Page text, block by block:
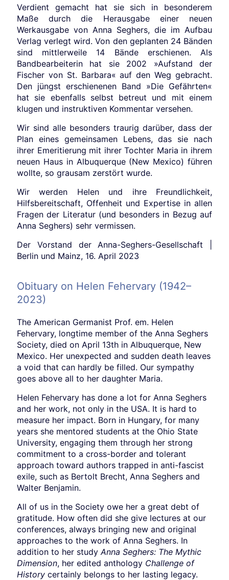
Verdient gemacht hat sie sich in besonderem
Maße durch die Herausgabe einer neuen
Werkausgabe von Anna Seghers, die im Aufbau
Verlag verlegt wird. Von den geplanten 24 Bänden
sind mittlerweile 14 Bände erschienen. Als
Bandbearbeiterin hat sie 2002 »Aufstand der
Fischer von St. Barbara« auf den Weg gebracht.
Den jüngst erschienenen Band »Die Gefährten«
hat sie ebenfalls selbst betreut und mit einem
klugen und instruktiven Kommentar versehen.
Wir sind alle besonders traurig darüber, dass der
Plan eines gemeinsamen Lebens, das sie nach
ihrer Emeritierung mit ihrer Tochter Maria in ihrem
neuen Haus in Albuquerque (New Mexico) führen
wollte, so grausam zerstört wurde.
Wir werden Helen und ihre Freundlichkeit,
Hilfsbereitschaft, Offenheit und Expertise in allen
Fragen der Literatur (und besonders in Bezug auf
Anna Seghers) sehr vermissen.
Der Vorstand der Anna-Seghers-Gesellschaft |
Berlin und Mainz, 16. April 2023
Obituary on Helen Fehervary (1942–
2023)
The American Germanist Prof. em. Helen
Fehervary, longtime member of the Anna Seghers
Society, died on April 13th in Albuquerque, New
Mexico. Her unexpected and sudden death leaves
a void that can hardly be filled. Our sympathy
goes above all to her daughter Maria.
Helen Fehervary has done a lot for Anna Seghers
and her work, not only in the USA. It is hard to
measure her impact. Born in Hungary, for many
years she mentored students at the Ohio State
University, engaging them through her strong
commitment to a cross-border and tolerant
approach toward authors trapped in anti-fascist
exile, such as Bertolt Brecht, Anna Seghers and
Walter Benjamin.
All of us in the Society owe her a great debt of
gratitude. How often did she give lectures at our
conferences, always bringing new and original
approaches to the work of Anna Seghers. In
addition to her study Anna Seghers: The Mythic
Dimension, her edited anthology Challenge of
History certainly belongs to her lasting legacy.